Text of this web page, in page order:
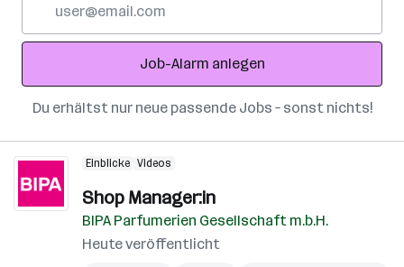
Adresse
Job-Alarm anlegen
Du erhältst nur neue passende Jobs – sonst nichts!
Einblicke Videos
Shop Manager:in
BIPA Parfumerien Gesellschaft m.b.H.
Heute veröffentlicht